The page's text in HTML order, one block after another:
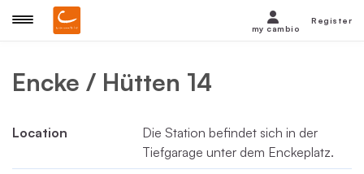
Encke / Hütten 14
Location
Die Station befindet sich in der
Tiefgarage unter dem Enckeplatz.
my cambio
Register